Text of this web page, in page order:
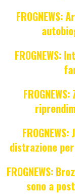
FROGNEWS:
FROGNEWS:
distrazione
FROGNEWS:
sono a